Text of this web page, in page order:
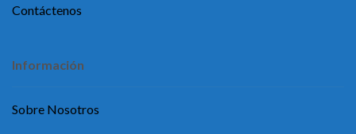
Contáctenos
Información
Sobre Nosotros